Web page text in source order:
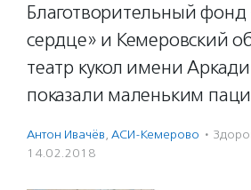
Благотворительный фонд
сердце» и Кемеровский
театр кукол имени
показали маленьким
Антон Ивачёв, АСИ-Кемерово ·
14.02.2018